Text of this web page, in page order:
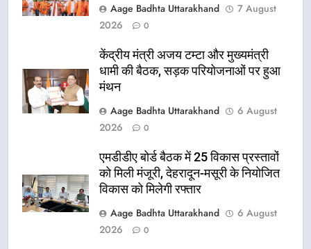
Aage Badhta Uttarakhand
7 August
2026
0
केंद्रीय मंत्री अजय टम्टा और मुख्यमंत्री
धामी की बैठक, सड़क परियोजनाओं पर हुआ
मंथन
Aage Badhta Uttarakhand
6 August
2026
0
एमडीडीए बोर्ड बैठक में 25 विकास प्रस्तावों
को मिली मंजूरी, देहरादून-मसूरी के नियोजित
विकास को मिलेगी रफ्तार
Aage Badhta Uttarakhand
6 August
2026
0